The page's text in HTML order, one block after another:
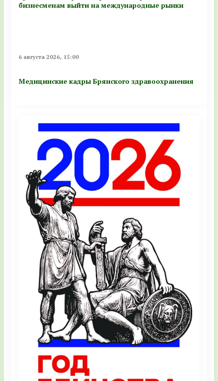
бизнесменам выйти на международные рынки
6 августа 2026, 15:00
Медицинские кадры Брянского здравоохранения